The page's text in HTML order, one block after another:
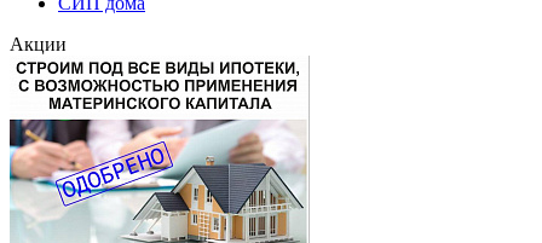
Акции